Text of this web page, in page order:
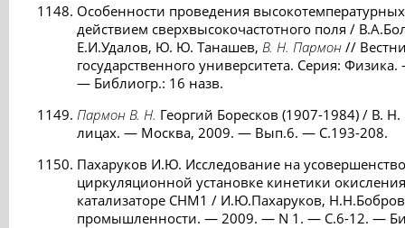
Особенности проведения
действием сверхвысокочастотного поля /
Е.И.Удалов, Ю. Ю. Танашев, В. Н. Пармон //
государственного университета. Серия:
— Библиогр.: 16 назв.
Пармон В. Н. Георгий Боресков (1907-1984) / В.
лицах. — Москва, 2009. — Вып.6. — C.193-208.
Пахаруков И.Ю. Исследование на
циркуляционной установке кинетики
катализаторе СНМ1 / И.Ю.Пахаруков,
промышленности. — 2009. — N 1. — С.6-12. —